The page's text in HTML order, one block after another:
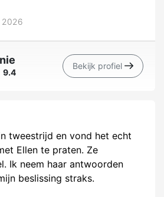
2026
9.4
Bekijk profiel
tweestrijd en vond het echt
Ellen te praten. Ze
Ik neem haar antwoorden
beslissing straks.